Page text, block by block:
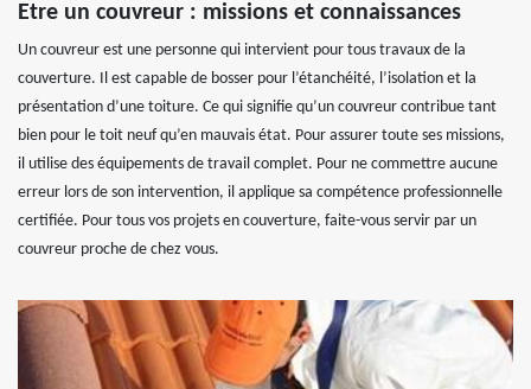
Etre un couvreur : missions et connaissances
Un couvreur est une personne qui intervient pour tous travaux de la
couverture. Il est capable de bosser pour l’étanchéité, l’isolation et la
présentation d’une toiture. Ce qui signifie qu’un couvreur contribue tant
bien pour le toit neuf qu’en mauvais état. Pour assurer toute ses missions,
il utilise des équipements de travail complet. Pour ne commettre aucune
erreur lors de son intervention, il applique sa compétence professionnelle
certifiée. Pour tous vos projets en couverture, faite-vous servir par un
couvreur proche de chez vous.